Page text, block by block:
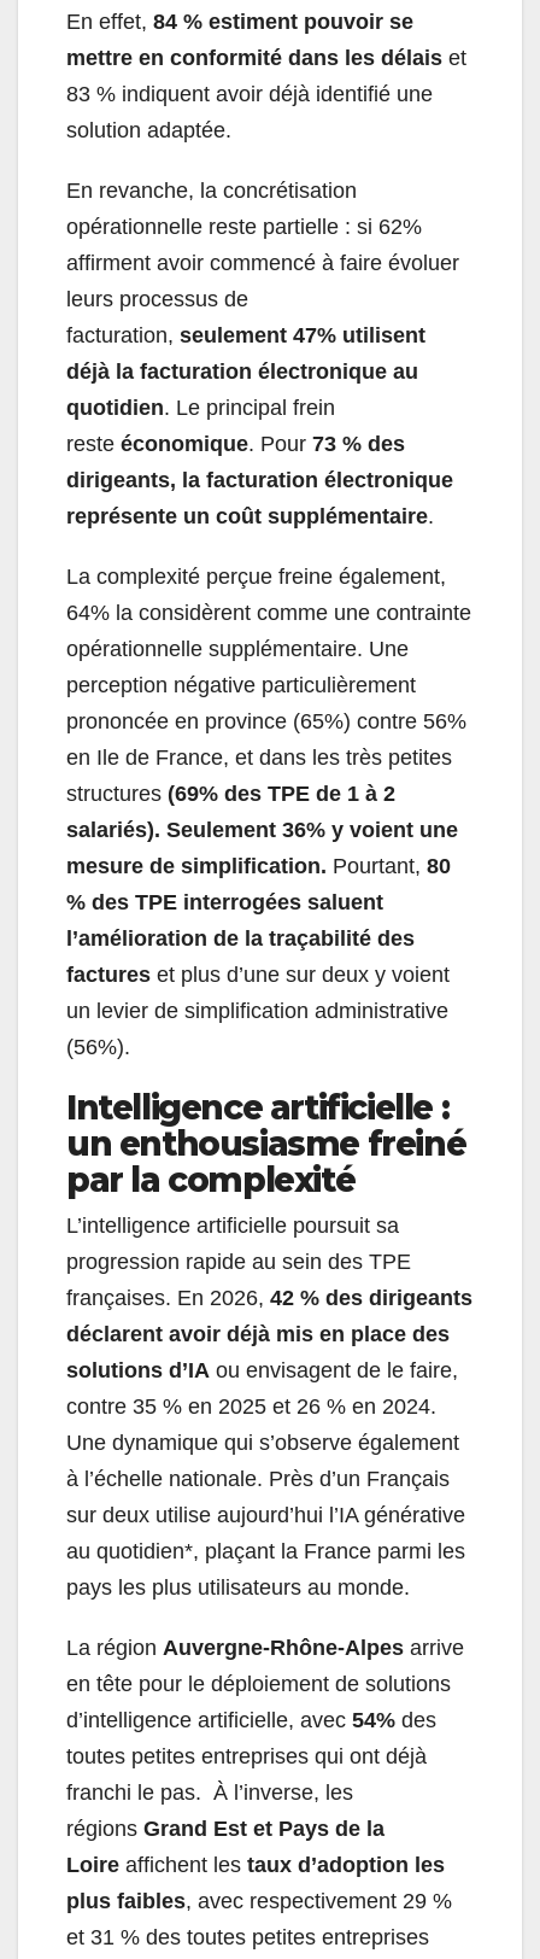
En effet, 84 % estiment pouvoir se
mettre en conformité dans les délais et
83 % indiquent avoir déjà identifié une
solution adaptée.
En revanche, la concrétisation
opérationnelle reste partielle : si 62%
affirment avoir commencé à faire évoluer
leurs processus de
facturation, seulement 47% utilisent
déjà la facturation électronique au
quotidien. Le principal frein
reste économique. Pour 73 % des
dirigeants, la facturation électronique
représente un coût supplémentaire.
La complexité perçue freine également,
64% la considèrent comme une contrainte
opérationnelle supplémentaire. Une
perception négative particulièrement
prononcée en province (65%) contre 56%
en Ile de France, et dans les très petites
structures (69% des TPE de 1 à 2
salariés). Seulement 36% y voient une
mesure de simplification. Pourtant, 80
% des TPE interrogées saluent
l’amélioration de la traçabilité des
factures et plus d’une sur deux y voient
un levier de simplification administrative
(56%).
Intelligence artificielle :
un enthousiasme freiné
par la complexité
L’intelligence artificielle poursuit sa
progression rapide au sein des TPE
françaises. En 2026, 42 % des dirigeants
déclarent avoir déjà mis en place des
solutions d’IA ou envisagent de le faire,
contre 35 % en 2025 et 26 % en 2024.
Une dynamique qui s’observe également
à l’échelle nationale. Près d’un Français
sur deux utilise aujourd’hui l’IA générative
au quotidien*, plaçant la France parmi les
pays les plus utilisateurs au monde.
La région Auvergne-Rhône-Alpes arrive
en tête pour le déploiement de solutions
d’intelligence artificielle, avec 54% des
toutes petites entreprises qui ont déjà
franchi le pas. À l’inverse, les
régions Grand Est et Pays de la
Loire affichent les taux d’adoption les
plus faibles, avec respectivement 29 %
et 31 % des toutes petites entreprises